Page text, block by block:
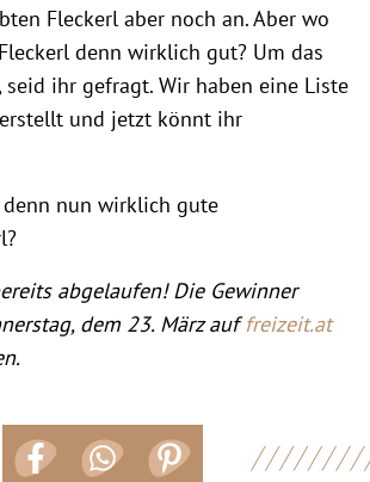
Fleckerl aber noch an. Aber wo
denn wirklich gut? Um das
seid ihr gefragt. Wir haben eine Liste
und jetzt könnt ihr
nun wirklich gute
abgelaufen!Die Gewinner
dem 23. März auffreizeit.at